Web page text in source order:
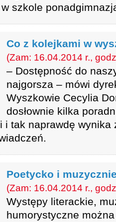
szkole
Co z kolejkami w
(Zam: 16.04.2014 r.,
– Dostępność do
najgorsza – mówi
Wyszkowie Cecylia
dosłownie kilka
i tak naprawdę wynika
Poetycko i
(Zam: 16.04.2014 r.,
Występy literackie,
humorystyczne